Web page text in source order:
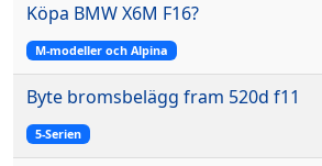
Köpa BMW X6M F16?
M-modeller och Alpina
Byte bromsbelägg fram 520d f11
5-Serien